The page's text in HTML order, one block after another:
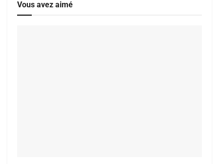
Vous avez aimé